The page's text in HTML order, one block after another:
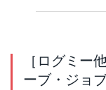
［ログミー
ーブ・ジョ